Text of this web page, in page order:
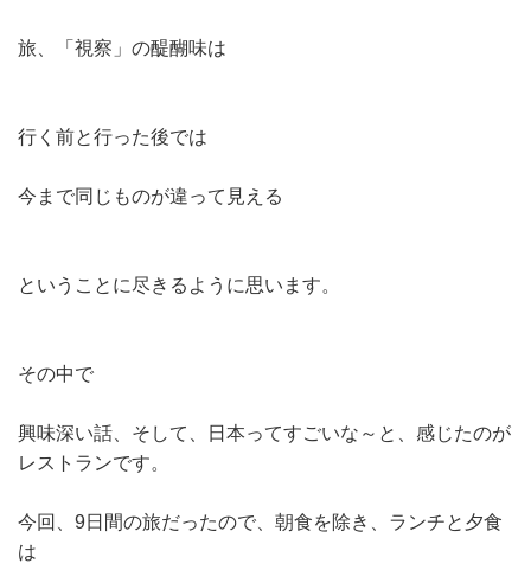
旅、「視察」の醍醐味は
行く前と行った後では
今まで同じものが違って見える
ということに尽きるように思います。
その中で
興味深い話、そして、日本ってすごいな～と、感じたのが
レストランです。
今回、9日間の旅だったので、朝食を除き、ランチと夕食
は